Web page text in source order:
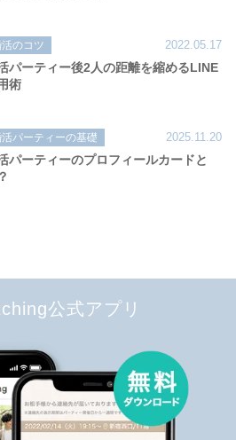
のコツ 2022.05.17
パーティー後2人の距離を縮めるLINE
術
活パーティーの基礎 2025.11.20
パーティーのプロフィールカードと
公式アプリ